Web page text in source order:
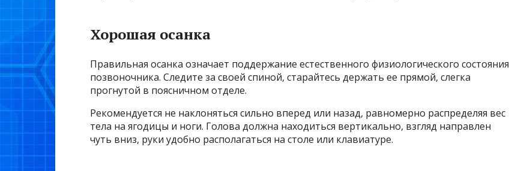
Хорошая осанка
Правильная осанка означает поддержание естественного физиологического состояния
позвоночника. Следите за своей спиной, старайтесь держать ее прямой, слегка
прогнутой в поясничном отделе.
Рекомендуется не наклоняться сильно вперед или назад, равномерно распределяя вес
тела на ягодицы и ноги. Голова должна находиться вертикально, взгляд направлен
чуть вниз, руки удобно располагаться на столе или клавиатуре.